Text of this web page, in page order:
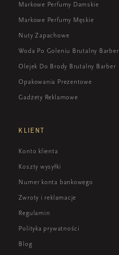
Markowe Perfumy Damskie
Markowe Perfumy Męskie
Nuty Zapachowe
Woda Po Goleniu Brutalny Barber
Olejek Do Brody Brutalny Barber
Opakowania Prezentowe
Gadżety Reklamowe
KLIENT
Konto klienta
Koszty wysyłki
Numer konta bankowego
Zwroty i reklamacje
Regulamin
Polityka prywatności
Blog